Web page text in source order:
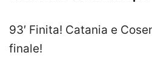
93′ Finita! Catania e
finale!